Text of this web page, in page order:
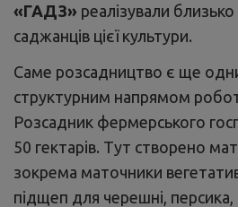
«ГАДЗ» реалізували
саджанців цієї культури.
Саме розсадництво є ще
структурним напрямом
Розсадник фермерського
50 гектарів. Тут створено
зокрема маточники
підщеп для черешні, персика,